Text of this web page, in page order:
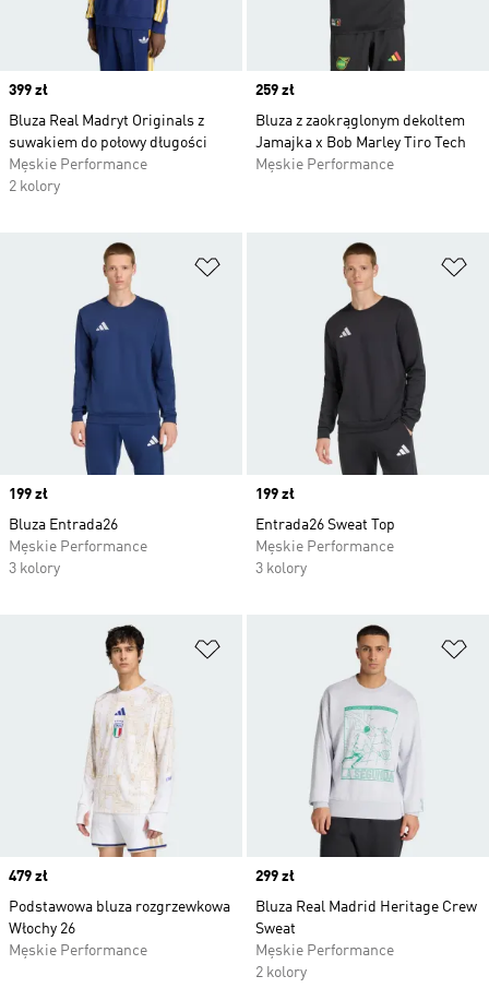
Price
399 zł
Bluza Real Madryt Originals z
suwakiem do połowy długości
Męskie Performance
2 kolory
Price
259 zł
Bluza z zaokrąglonym dekoltem
Jamajka x Bob Marley Tiro Tech
Męskie Performance
Dodaj do listy życzeń
Price
199 zł
Bluza Entrada26
Męskie Performance
3 kolory
Price
199 zł
Entrada26 Sweat Top
Męskie Performance
3 kolory
Dodaj do listy życzeń
Price
479 zł
Podstawowa bluza rozgrzewkowa
Włochy 26
Męskie Performance
Price
299 zł
Bluza Real Madrid Heritage Crew
Sweat
Męskie Performance
2 kolory